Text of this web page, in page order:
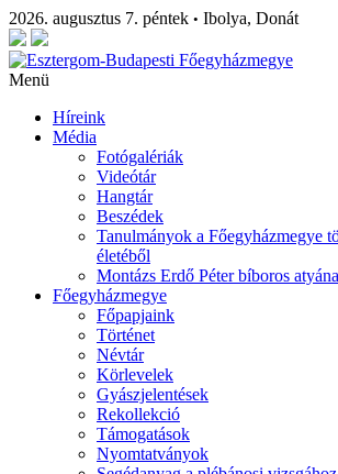
2026. augusztus 7. péntek • Ibolya, Donát
Menü
Híreink
Média
Fotógalériák
Videótár
Hangtár
Beszédek
Tanulmányok a Főegyházmegye
életéből
Montázs Erdő Péter bíboros
Főegyházmegye
Főpapjaink
Történet
Névtár
Körlevelek
Gyászjelentések
Rekollekció
Támogatások
Nyomtatványok